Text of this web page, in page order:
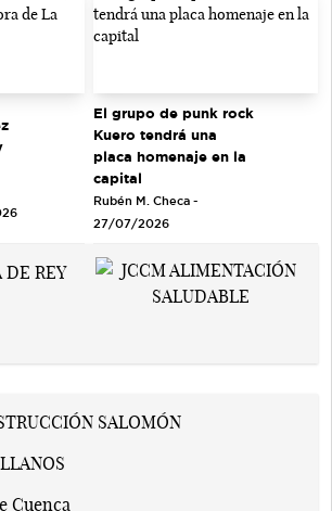
El grupo de punk rock
Kuero tendrá una
placa homenaje en la
capital
Rubén M. Checa -
27/07/2026